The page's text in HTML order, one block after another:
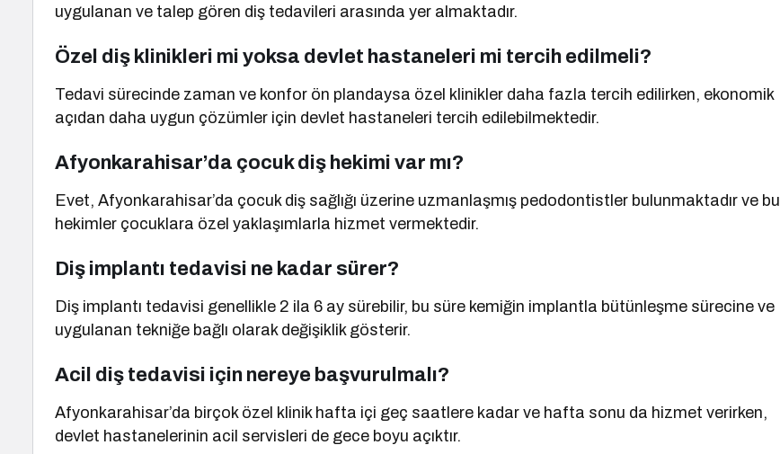
uygulanan ve talep gören diş tedavileri arasında yer almaktadır.
Özel diş klinikleri mi yoksa devlet hastaneleri mi tercih edilmeli?
Tedavi sürecinde zaman ve konfor ön plandaysa özel klinikler daha fazla tercih edilirken, ekonomik
açıdan daha uygun çözümler için devlet hastaneleri tercih edilebilmektedir.
Afyonkarahisar’da çocuk diş hekimi var mı?
Evet, Afyonkarahisar’da çocuk diş sağlığı üzerine uzmanlaşmış pedodontistler bulunmaktadır ve bu
hekimler çocuklara özel yaklaşımlarla hizmet vermektedir.
Diş implantı tedavisi ne kadar sürer?
Diş implantı tedavisi genellikle 2 ila 6 ay sürebilir, bu süre kemiğin implantla bütünleşme sürecine ve
uygulanan tekniğe bağlı olarak değişiklik gösterir.
Acil diş tedavisi için nereye başvurulmalı?
Afyonkarahisar’da birçok özel klinik hafta içi geç saatlere kadar ve hafta sonu da hizmet verirken,
devlet hastanelerinin acil servisleri de gece boyu açıktır.